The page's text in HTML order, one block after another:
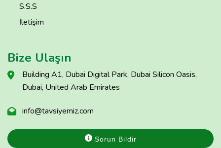
S.S.S
İletişim
Bize Ulaşın
Building A1, Dubai Digital Park, Dubai Silicon Oasis,
Dubai, United Arab Emirates
info@tavsiyemiz.com
Sorun Bildir